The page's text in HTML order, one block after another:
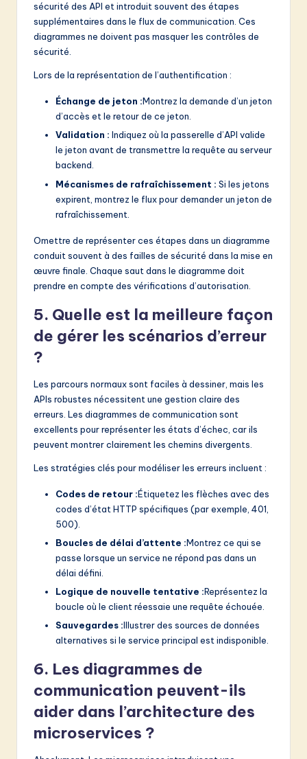
sécurité des API et introduit souvent des étapes
supplémentaires dans le flux de communication. Ces
diagrammes ne doivent pas masquer les contrôles de
sécurité.
Lors de la représentation de l’authentification :
Échange de jeton :Montrez la demande d’un jeton
d’accès et le retour de ce jeton.
Validation : Indiquez où la passerelle d’API valide
le jeton avant de transmettre la requête au serveur
backend.
Mécanismes de rafraîchissement : Si les jetons
expirent, montrez le flux pour demander un jeton de
rafraîchissement.
Omettre de représenter ces étapes dans un diagramme
conduit souvent à des failles de sécurité dans la mise en
œuvre finale. Chaque saut dans le diagramme doit
prendre en compte des vérifications d’autorisation.
5. Quelle est la meilleure façon
de gérer les scénarios d’erreur
?
Les parcours normaux sont faciles à dessiner, mais les
APIs robustes nécessitent une gestion claire des
erreurs. Les diagrammes de communication sont
excellents pour représenter les états d’échec, car ils
peuvent montrer clairement les chemins divergents.
Les stratégies clés pour modéliser les erreurs incluent :
Codes de retour :Étiquetez les flèches avec des
codes d’état HTTP spécifiques (par exemple, 401,
500).
Boucles de délai d’attente :Montrez ce qui se
passe lorsque un service ne répond pas dans un
délai défini.
Logique de nouvelle tentative :Représentez la
boucle où le client réessaie une requête échouée.
Sauvegardes :Illustrer des sources de données
alternatives si le service principal est indisponible.
6. Les diagrammes de
communication peuvent-ils
aider dans l’architecture des
microservices ?